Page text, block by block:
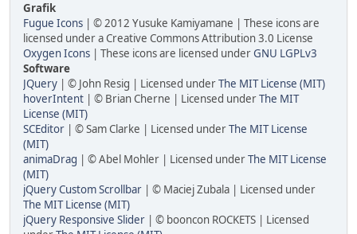
Grafik
Fugue Icons | © 2012 Yusuke Kamiyamane | These icons are
licensed under a Creative Commons Attribution 3.0 License
Oxygen Icons | These icons are licensed underGNU LGPLv3
Software
JQuery | © John Resig | Licensed underThe MIT License (MIT)
hoverIntent | © Brian Cherne | Licensed underThe MIT
License (MIT)
SCEditor | © Sam Clarke | Licensed underThe MIT License
(MIT)
animaDrag | © Abel Mohler | Licensed underThe MIT License
(MIT)
jQuery Custom Scrollbar | © Maciej Zubala | Licensed under
The MIT License (MIT)
jQuery Responsive Slider | © booncon ROCKETS | Licensed